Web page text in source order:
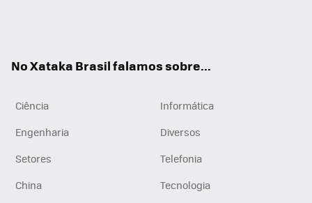
No Xataka Brasil falamos sobre...
Ciência
Informática
Engenharia
Diversos
Setores
Telefonia
China
Tecnologia